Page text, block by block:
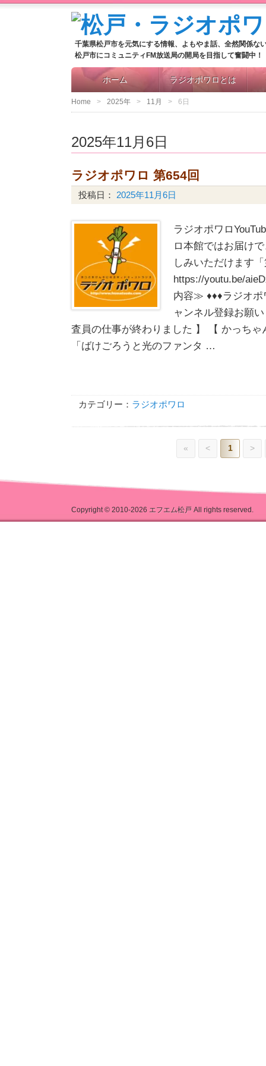
千葉県松戸市を元気にする情報、よもやま話、全然関係な
松戸市にコミュニティFM放送局の開局を目指して奮闘中！
ホーム ラジオポワロとは
Home 2025年 11月 6日
2025年11月6日
ラジオポワロ 第654回
投稿日： 2025年11月6日
ラジオポワロ
ロ本館ではお届け
しみいただけます
https://youtu.be/
内容≫ ♦♦♦ラジオポ
ャンネル登録お願
査員の仕事が終わりました 】 【 かっちゃ
「ばけごろうと光のファンタ …
カテゴリー： ラジオポワロ
« < 1 >
Copyright © 2010-2026 エフエム松戸 All rights reserved.